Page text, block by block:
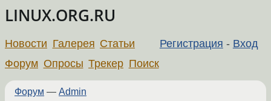
LINUX.ORG.RU
Регистрация - Вход
Новости Галерея Статьи
Форум Опросы Трекер Поиск
Форум — Admin